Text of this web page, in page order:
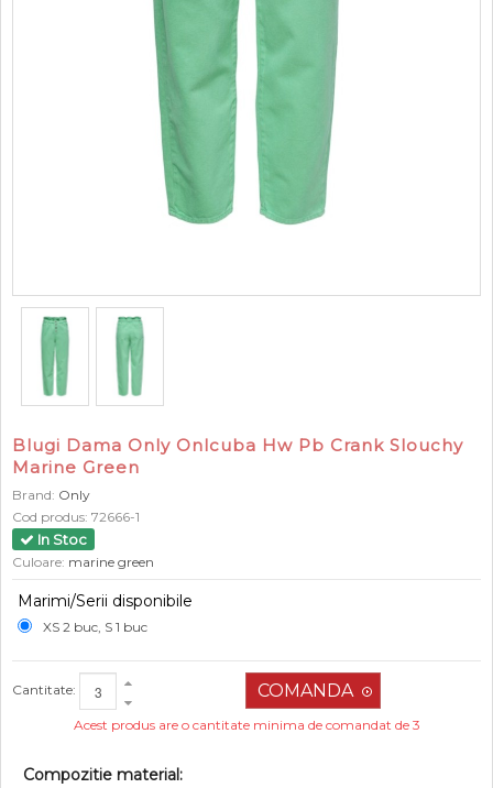
Blugi Dama Only Onlcuba Hw Pb Crank Slouchy
Marine Green
Brand: Only
Cod produs: 72666-1
In Stoc
Culoare: marine green
Marimi/Serii disponibile
XS 2 buc, S 1 buc
Cantitate:
Acest produs are o cantitate minima de comandat de 3
Compozitie material: